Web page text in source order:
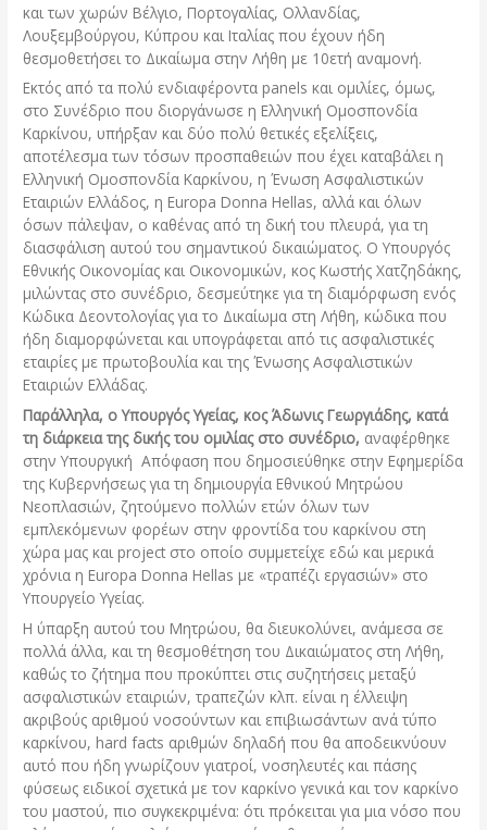
και των χωρών Βέλγιο, Πορτογαλίας, Ολλανδίας,
Λουξεμβούργου, Κύπρου και Ιταλίας που έχουν ήδη
θεσμοθετήσει το Δικαίωμα στην Λήθη με 10ετή αναμονή.
Εκτός από τα πολύ ενδιαφέροντα panels και ομιλίες, όμως,
στο Συνέδριο που διοργάνωσε η Ελληνική Ομοσπονδία
Καρκίνου, υπήρξαν και δύο πολύ θετικές εξελίξεις,
αποτέλεσμα των τόσων προσπαθειών που έχει καταβάλει η
Ελληνική Ομοσπονδία Καρκίνου, η Ένωση Ασφαλιστικών
Εταιριών Ελλάδος, η Europa Donna Hellas, αλλά και όλων
όσων πάλεψαν, ο καθένας από τη δική του πλευρά, για τη
διασφάλιση αυτού του σημαντικού δικαιώματος. Ο Υπουργός
Εθνικής Οικονομίας και Οικονομικών, κος Κωστής Χατζηδάκης,
μιλώντας στο συνέδριο, δεσμεύτηκε για τη διαμόρφωση ενός
Κώδικα Δεοντολογίας για το Δικαίωμα στη Λήθη, κώδικα που
ήδη διαμορφώνεται και υπογράφεται από τις ασφαλιστικές
εταιρίες με πρωτοβουλία και της Ένωσης Ασφαλιστικών
Εταιριών Ελλάδας.
Παράλληλα, ο Υπουργός Υγείας, κος Άδωνις Γεωργιάδης, κατά
τη διάρκεια της δικής του ομιλίας στο συνέδριο, αναφέρθηκε
στην Υπουργική Απόφαση που δημοσιεύθηκε στην Εφημερίδα
της Κυβερνήσεως για τη δημιουργία Εθνικού Μητρώου
Νεοπλασιών, ζητούμενο πολλών ετών όλων των
εμπλεκόμενων φορέων στην φροντίδα του καρκίνου στη
χώρα μας και project στο οποίο συμμετείχε εδώ και μερικά
χρόνια η Europa Donna Hellas με «τραπέζι εργασιών» στο
Υπουργείο Υγείας.
Η ύπαρξη αυτού του Μητρώου, θα διευκολύνει, ανάμεσα σε
πολλά άλλα, και τη θεσμοθέτηση του Δικαιώματος στη Λήθη,
καθώς το ζήτημα που προκύπτει στις συζητήσεις μεταξύ
ασφαλιστικών εταιριών, τραπεζών κλπ. είναι η έλλειψη
ακριβούς αριθμού νοσούντων και επιβιωσάντων ανά τύπο
καρκίνου, hard facts αριθμών δηλαδή που θα αποδεικνύουν
αυτό που ήδη γνωρίζουν γιατροί, νοσηλευτές και πάσης
φύσεως ειδικοί σχετικά με τον καρκίνο γενικά και τον καρκίνο
του μαστού, πιο συγκεκριμένα: ότι πρόκειται για μια νόσο που